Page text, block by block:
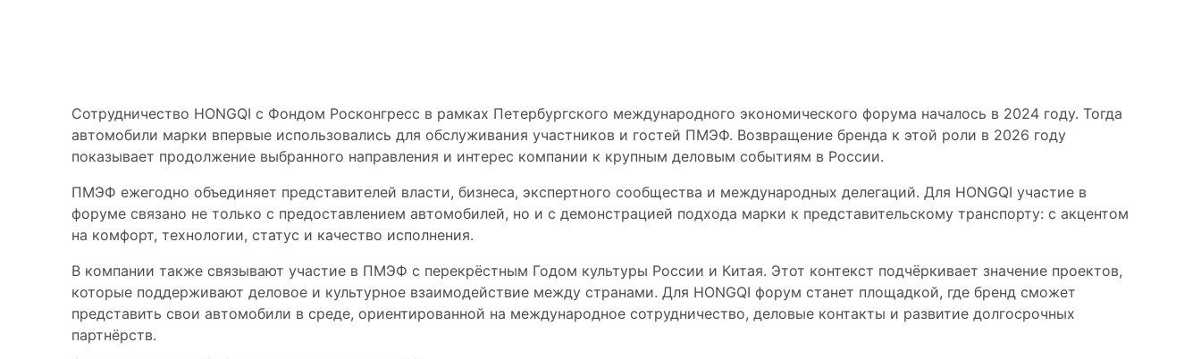
Сотрудничество HONGQI с Фондом Росконгресс в рамках Петербургского международного экономического форума началось в 2024 году. Тогда
автомобили марки впервые использовались для обслуживания участников и гостей ПМЭФ. Возвращение бренда к этой роли в 2026 году
показывает продолжение выбранного направления и интерес компании к крупным деловым событиям в России.
ПМЭФ ежегодно объединяет представителей власти, бизнеса, экспертного сообщества и международных делегаций. Для HONGQI участие в
форуме связано не только с предоставлением автомобилей, но и с демонстрацией подхода марки к представительскому транспорту: с акцентом
на комфорт, технологии, статус и качество исполнения.
В компании также связывают участие в ПМЭФ с перекрёстным Годом культуры России и Китая. Этот контекст подчёркивает значение проектов,
которые поддерживают деловое и культурное взаимодействие между странами. Для HONGQI форум станет площадкой, где бренд сможет
представить свои автомобили в среде, ориентированной на международное сотрудничество, деловые контакты и развитие долгосрочных
партнёрств.